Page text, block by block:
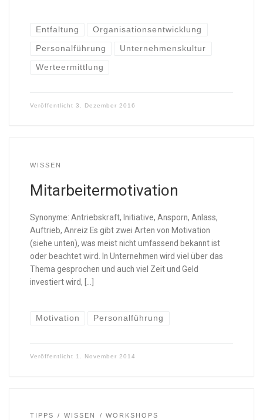
Entfaltung Organisationsentwicklung
Personalführung Unternehmenskultur
Werteermittlung
Veröffentlicht 3. Dezember 2016
WISSEN
Mitarbeitermotivation
Synonyme: Antriebskraft, Initiative, Ansporn, Anlass,
Auftrieb, Anreiz Es gibt zwei Arten von Motivation
(siehe unten), was meist nicht umfassend bekannt ist
oder beachtet wird. In Unternehmen wird viel über das
Thema gesprochen und auch viel Zeit und Geld
investiert wird, […]
Motivation Personalführung
Veröffentlicht 1. November 2014
TIPPS WISSEN WORKSHOPS